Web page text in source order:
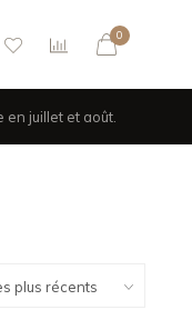
0
juillet et août.